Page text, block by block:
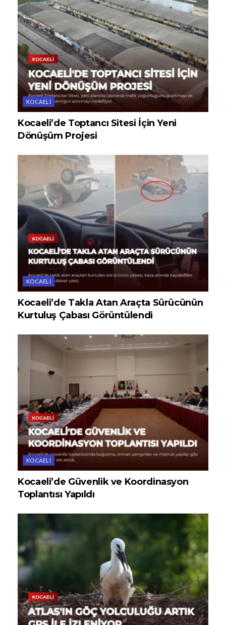
KOCAELI
Kocaeli’de Toptancı Sitesi İçin Yeni
Dönüşüm Projesi
KOCAELI
Kocaeli’de Takla Atan Araçta Sürücünün
Kurtuluş Çabası Görüntülendi
KOCAELI
Kocaeli’de Güvenlik ve Koordinasyon
Toplantısı Yapıldı